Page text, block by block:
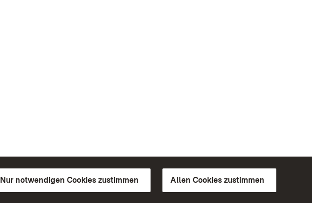
Nur notwendigen Cookies zustimmen Allen Cookies zustimmen